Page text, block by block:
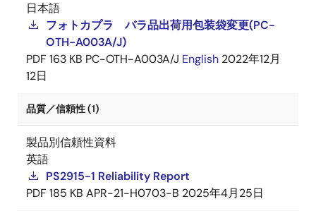
日本語
フォトカプラ バラ品出荷用包装袋変更(PC-
OTH-A003A/J)
PDF 163 KB PC-OTH-A003A/J English 2022年12月
12日
品質／信頼性 (1)
製品別信頼性資料
英語
PS2915-1 Reliability Report
PDF 185 KB APR-21-H0703-B 2025年4月25日